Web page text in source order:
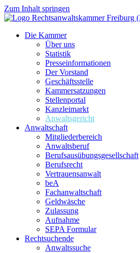
Zum Inhalt springen
Die Kammer
Über uns
Statistik
Presseinformationen
Der Vorstand
Geschäftsstelle
Kammersatzungen
Stellenportal
Kanzleimarkt
Anwaltsgericht
Anwaltschaft
Mitgliederbereich
Anwaltsberuf
Berufsausübungs­gesellschaft
Berufsrecht
Vertrauensanwalt
beA
Fachanwaltschaft
Geldwäsche
Zulassung
Aufnahme
SEPA Formular
Rechtsuchende
Anwaltssuche